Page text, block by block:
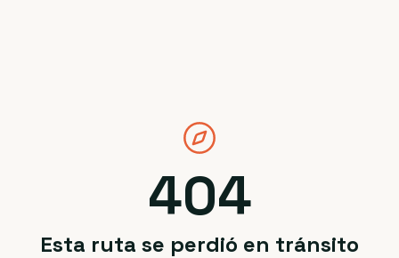
404
Esta ruta se perdió en tránsito